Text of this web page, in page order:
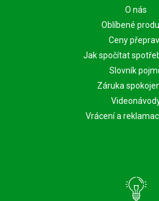
O nás
Oblíbené
Ceny
Jak spočítat
Slovník
Záruka
Vrácení a